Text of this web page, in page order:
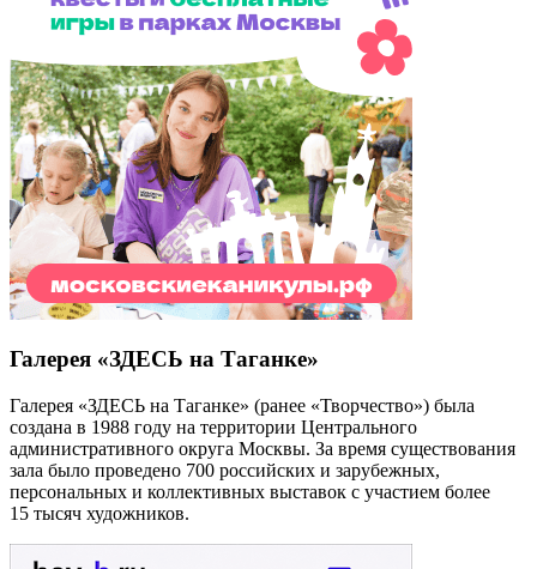
Галерея «ЗДЕСЬ на Таганке»
Галерея «ЗДЕСЬ на Таганке» (ранее «Творчество») была
создана в 1988 году на территории Центрального
административного округа Москвы. За время существования
зала было проведено 700 российских и зарубежных,
персональных и коллективных выставок с участием более
15 тысяч художников.